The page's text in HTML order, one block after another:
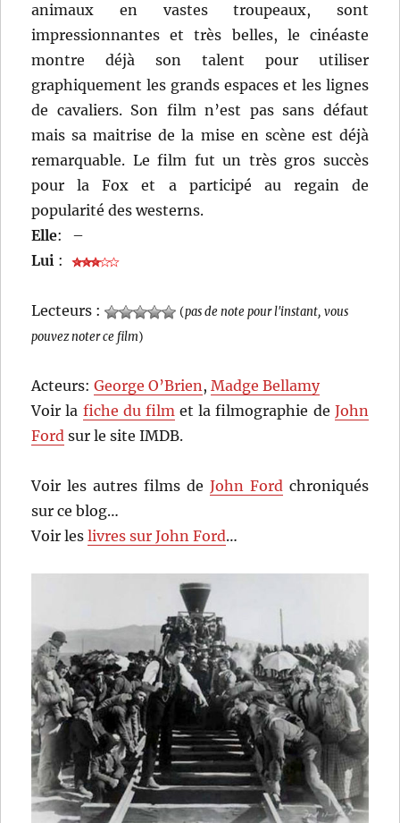
animaux en vastes troupeaux, sont
impressionnantes et très belles, le cinéaste
montre déjà son talent pour utiliser
graphiquement les grands espaces et les lignes
de cavaliers. Son film n’est pas sans défaut
mais sa maitrise de la mise en scène est déjà
remarquable. Le film fut un très gros succès
pour la Fox et a participé au regain de
popularité des westerns.
Elle:
–
Lui :
Lecteurs : (pas de note pour l'instant, vous
pouvez noter ce film)
Acteurs:George O’Brien,Madge Bellamy
Voir la fiche du filmet la filmographie de John
Ford sur le site IMDB.
Voir les autres films de John Fordchroniqués
sur ce blog…
Voir leslivres sur John Ford…